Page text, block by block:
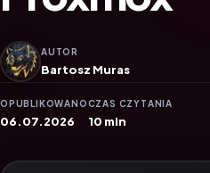
AUTOR
Bartosz Muras
OPUBLIKOWANO
06.07.2026
CZAS CZYTANIA
10 min